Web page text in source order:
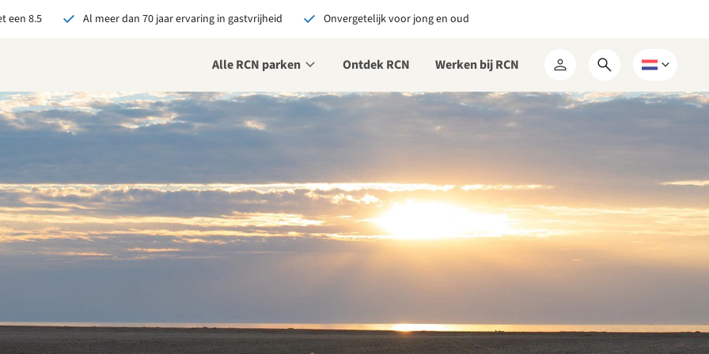
een 8.5 Al meer dan 70 jaar ervaring in gastvrijheid Onvergetelijk voor jong en oud
Alle RCN parken Ontdek RCN Werken bij RCN
Mijn
RCN
Open
zoekformulier
Kies
een
taal
bij RCN boekt, krijg je:
Exclusieve voordelen
Persoonlijk contact
alle voordelen